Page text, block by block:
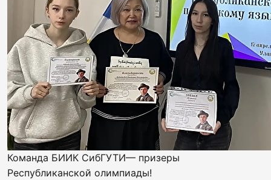
Команда БИИК СибГУТИ— призеры
Республиканской олимпиады!